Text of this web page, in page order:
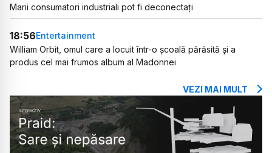
Marii consumatori industriali pot fi deconectați
18:56Entertainment
William Orbit, omul care a locuit într-o școală părăsită și a
produs cel mai frumos album al Madonnei
VEZI MAI MULT